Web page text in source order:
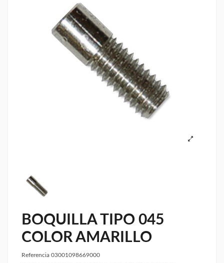
BOQUILLA TIPO 045
COLOR AMARILLO
Referencia 03001098669000